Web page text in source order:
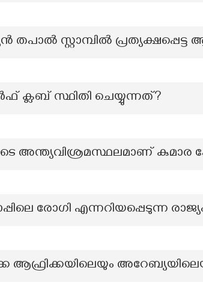
തപാൽ സ്റ്റാമ്പിൽ
ക്ലബ് സ്ഥിതി ചെയ്യുന്നത്?
അന്ത്യവിശ്രമസ്ഥലമാണ് കുമാര
രോഗി എന്നറിയപ്പെടുന്ന
ആഫ്രിക്കയിലെയും